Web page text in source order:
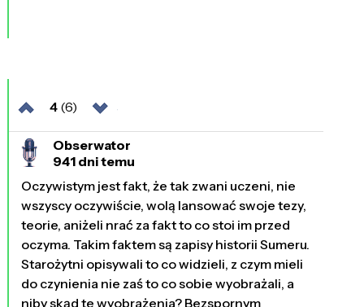
4(6)
Obserwator
941 dni temu
Oczywistym jest fakt, że tak zwani uczeni, nie
wszyscy oczywiście, wolą lansować swoje tezy,
teorie, aniżeli nrać za fakt to co stoi im przed
oczyma. Takim faktem są zapisy historii Sumeru.
Starożytni opisywali to co widzieli, z czym mieli
do czynienia nie zaś to co sobie wyobrażali, a
niby skąd te wyobrażenia? Bezspornym